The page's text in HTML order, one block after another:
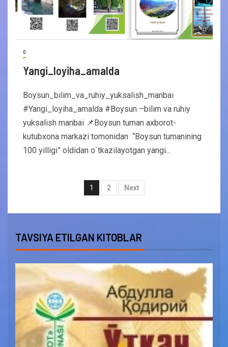
0
Yangi_loyiha_amalda
Boysun_bilim_va_ruhiy_yuksalish_manbai
#Yangi_loyiha_amalda #Boysun –bilim va ruhiy
yuksalish manbai 📌Boysun tuman axborot-
kutubxona markazi tomonidan “Boysun tumanining
100 yilligi” oldidan o`tkazilayotgan yangi...
1 2 Next
TAVSIYA ETILGAN KITOBLAR